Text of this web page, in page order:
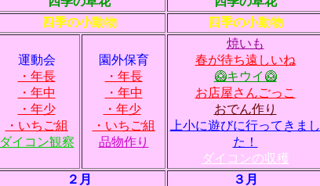
四季の小動物 四季の小動物
運動会
・年長
・年中
・年少
・いちご組
ダイコン観察
園外保育
・年長
・年中
・年少
・いちご組
品物作り
焼いも
春が待ち遠しいね
🥝キウイ🥝
お店屋さんごっこ
おでん作り
上小に遊びに行ってきまし
た！
ダイコンの収穫
２月
３月